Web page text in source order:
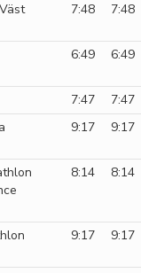
7:48 7:48
6:49 6:49
7:47
7:47
9:17 9:17
8:14 8:14
9:17 9:17